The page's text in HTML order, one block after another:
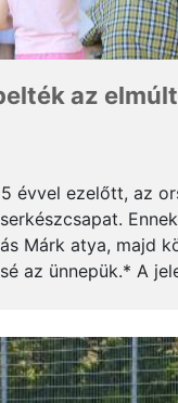
az
évvel ezelőtt, az
Márk atya, majd
az ünnepük.* A